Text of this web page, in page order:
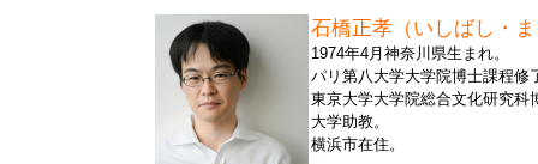
石橋正孝 （いしばし・
1974年4月神奈川県生まれ。
パリ第八大学大学院博士課程修
東京大学大学院総合文化研究科
大学助教。
横浜市在住。